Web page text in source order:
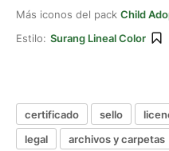
Más iconos del pack Child
Estilo: Surang Lineal Color
certificado sello
legal
archivos y carpetas